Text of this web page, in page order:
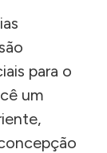
para o
um